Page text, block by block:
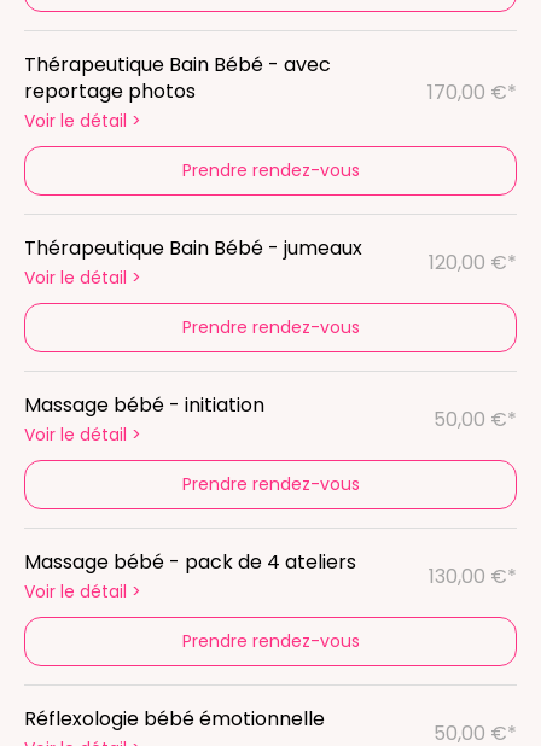
Thérapeutique Bain Bébé - avec
reportage photos
Voir le détail >
170,00 €*
Prendre rendez-vous
Thérapeutique Bain Bébé - jumeaux
Voir le détail >
120,00 €*
Prendre rendez-vous
Massage bébé - initiation
Voir le détail >
50,00 €*
Prendre rendez-vous
Massage bébé - pack de 4 ateliers
Voir le détail >
130,00 €*
Prendre rendez-vous
Réflexologie bébé émotionnelle 50,00 €*